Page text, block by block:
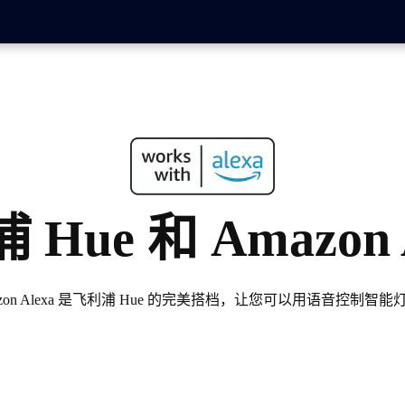
Hue 和 Amazon
Alexa 是飞利浦 Hue 的完美搭档，让您可以用语音控制智能